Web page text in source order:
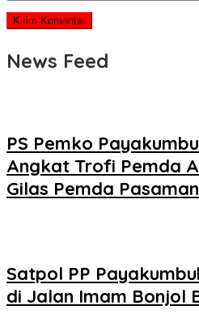
News Feed
PS Pemko
Angkat Trofi Pemda
Gilas Pemda
Satpol PP
di Jalan Imam Bonjol